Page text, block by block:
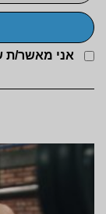
אני מאשר/ת